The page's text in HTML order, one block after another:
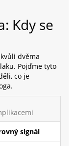
Kdy se
dvěma
Pojďme tyto
co je
signál